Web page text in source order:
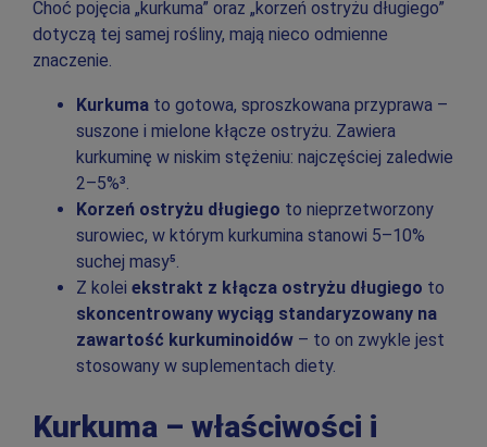
Choć pojęcia „kurkuma” oraz „korzeń ostryżu długiego”
dotyczą tej samej rośliny, mają nieco odmienne
znaczenie.
Kurkuma to gotowa, sproszkowana przyprawa –
suszone i mielone kłącze ostryżu. Zawiera
kurkuminę w niskim stężeniu: najczęściej zaledwie
2–5%³.
Korzeń ostryżu długiego to nieprzetworzony
surowiec, w którym kurkumina stanowi 5–10%
suchej masy⁵.
Z kolei ekstrakt z kłącza ostryżu długiego to
skoncentrowany wyciąg standaryzowany na
zawartość kurkuminoidów – to on zwykle jest
stosowany w suplementach diety.
Kurkuma – właściwości i